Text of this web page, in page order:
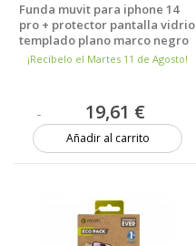
Funda muvit para iphone 14
pro + protector pantalla vidrio
templado plano marco negro
¡Recíbelo el Martes 11 de Agosto!
19,61 €
Añadir al carrito